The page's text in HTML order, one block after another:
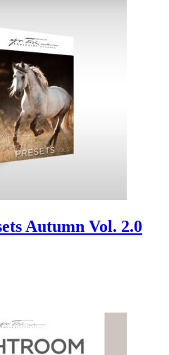
Autumn Vol. 2.0